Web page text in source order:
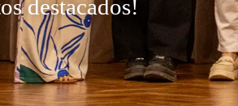
destacados!